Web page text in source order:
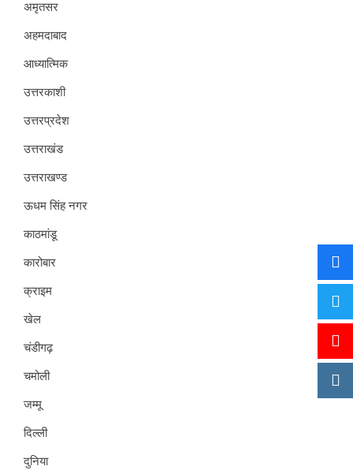
अमृतसर
अहमदाबाद
आध्यात्मिक
उत्तरकाशी
उत्तरप्रदेश
उत्तराखंड
उत्तराखण्ड
ऊधम सिंह नगर
काठमांडू
कारोबार
क्राइम
खेल
चंडीगढ़
चमोली
जम्मू
दिल्ली
दुनिया